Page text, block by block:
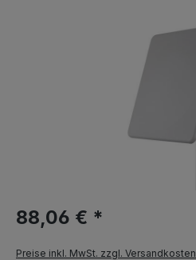
88,06 € *
Preise inkl. MwSt. zzgl. Versandkosten